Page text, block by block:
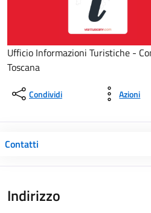
Ufficio Informazioni Turistiche -
Toscana
Condividi Azioni
Contatti
Indirizzo